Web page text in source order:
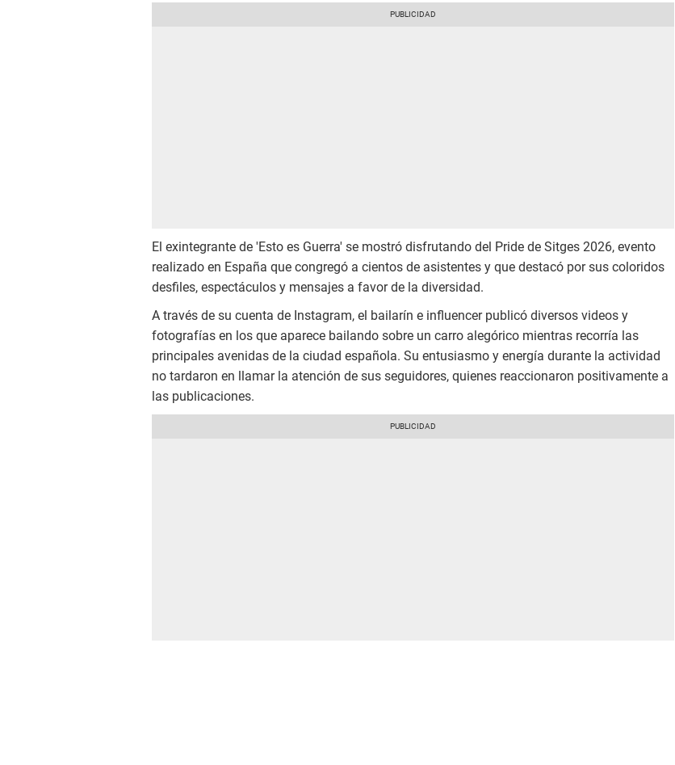
El exintegrante de 'Esto es Guerra' se mostró disfrutando del Pride de Sitges 2026, evento
realizado en España que congregó a cientos de asistentes y que destacó por sus coloridos
desfiles, espectáculos y mensajes a favor de la diversidad.
A través de su cuenta de Instagram, el bailarín e influencer publicó diversos videos y
fotografías en los que aparece bailando sobre un carro alegórico mientras recorría las
principales avenidas de la ciudad española. Su entusiasmo y energía durante la actividad
no tardaron en llamar la atención de sus seguidores, quienes reaccionaron positivamente a
las publicaciones.